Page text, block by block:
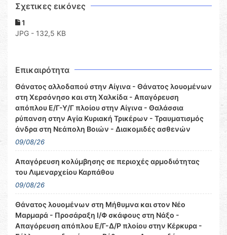
Σχετικες εικόνες
1
JPG - 132,5 KB
Επικαιρότητα
Θάνατος αλλοδαπού στην Αίγινα - Θάνατος λουομένων
στη Χερσόνησο και στη Χαλκίδα - Απαγόρευση
απόπλου Ε/Γ-Υ/Γ πλοίου στην Αίγινα - Θαλάσσια
ρύπανση στην Αγία Κυριακή Τρικέρων - Τραυματισμός
άνδρα στη Νεάπολη Βοιών - Διακομιδές ασθενών
09/08/26
Απαγόρευση κολύμβησης σε περιοχές αρμοδιότητας
του Λιμεναρχείου Καρπάθου
09/08/26
Θάνατος λουομένων στη Μήθυμνα και στον Νέο
Μαρμαρά - Προσάραξη Ι/Φ σκάφους στη Νάξο -
Απαγόρευση απόπλου Ε/Γ-Δ/Ρ πλοίου στην Κέρκυρα -